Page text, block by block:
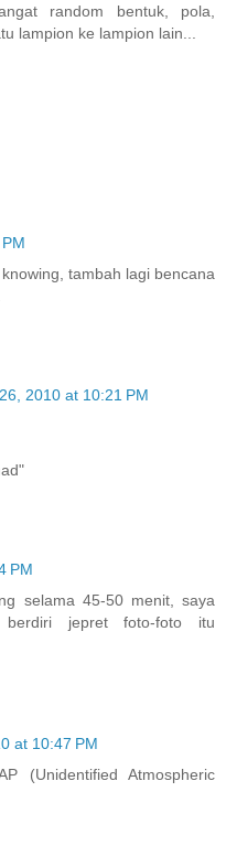
random bentuk, pola,
lampion ke lampion lain...
tambah lagi bencana
2010 at 10:21 PM
PM
selama 45-50 menit, saya
berdiri jepret foto-foto itu
at 10:47 PM
(Unidentified Atmospheric